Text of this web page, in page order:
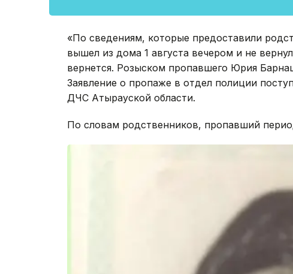
«По сведениям, которые предоставили
вышел из дома 1 августа вечером и не
вернется. Розыском пропавшего Юрия
Заявление о пропаже в отдел полиции
ДЧС Атырауской области.
По словам родственников, пропавший